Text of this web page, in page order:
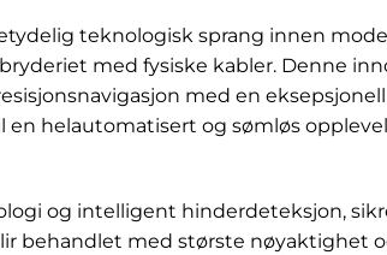
teknologisk sprang innen
med fysiske kabler. Denne
med en
helautomatisert og sømløs
og intelligent hinderdeteksjon,
behandlet med største nøyaktighet